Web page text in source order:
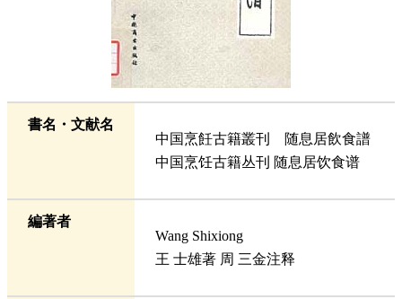
書名・文献名
中国烹飪古籍叢刊 随息居飲食譜
中国烹饪古籍丛刊 随息居饮食谱
編著者
Wang Shixiong
王 士雄著 周 三金注释